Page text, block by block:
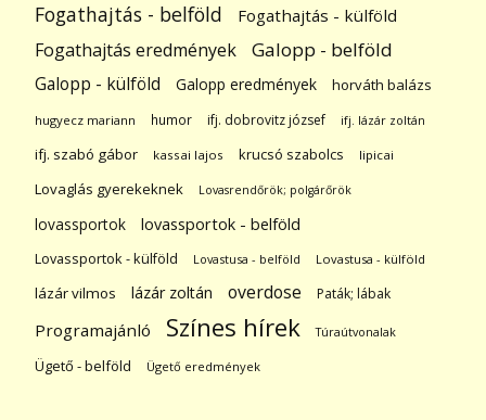
Fogathajtás - belföld Fogathajtás - külföld
Fogathajtás eredmények Galopp - belföld
Galopp - külföld Galopp eredmények horváth balázs
hugyecz mariann humor ifj. dobrovitz józsef ifj. lázár zoltán
ifj. szabó gábor kassai lajos krucsó szabolcs lipicai
Lovaglás gyerekeknek Lovasrendőrök; polgárőrök
lovassportok lovassportok - belföld
Lovassportok - külföld Lovastusa - belföld Lovastusa - külföld
lázár vilmos lázár zoltán overdose Paták; lábak
Programajánló Színes hírek Túraútvonalak
Ügető - belföld Ügető eredmények